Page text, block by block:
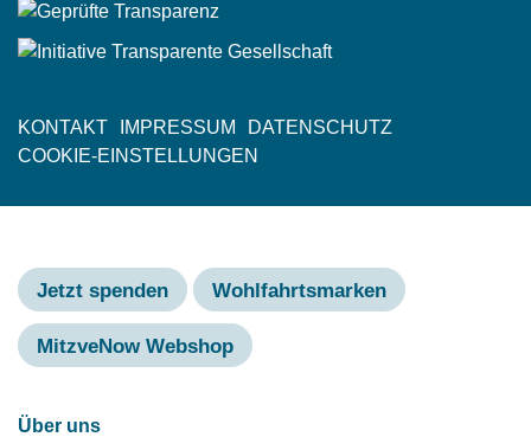
Fußzeile
KONTAKT IMPRESSUM
DATENSCHUTZ
COOKIE-EINSTELLUNGEN
Jetzt spenden Wohlfahrtsmarken
MitzveNow Webshop
Hauptnavigation
Über uns